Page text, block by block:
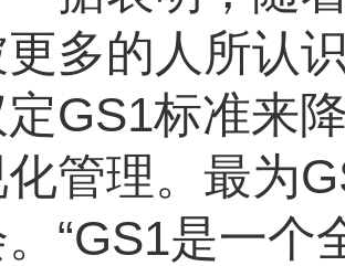
多的人所认
GS1标准来
管理。最为
“GS1是一个